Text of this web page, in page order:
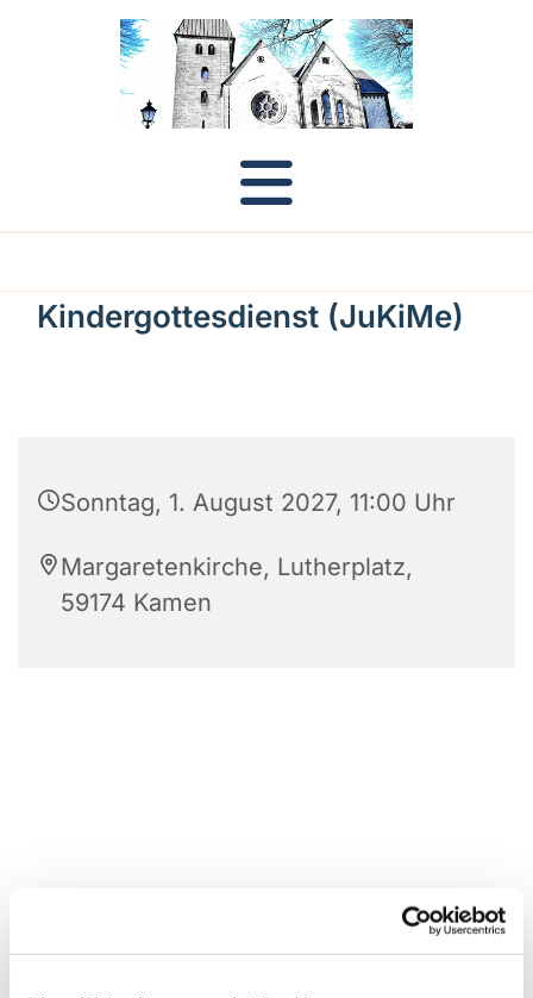
Kindergottesdienst (JuKiMe)
Sonntag, 1. August 2027, 11:00 Uhr
Margaretenkirche, Lutherplatz,
59174 Kamen